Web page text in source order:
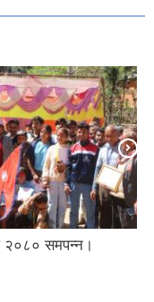
२०८० समपन्न।